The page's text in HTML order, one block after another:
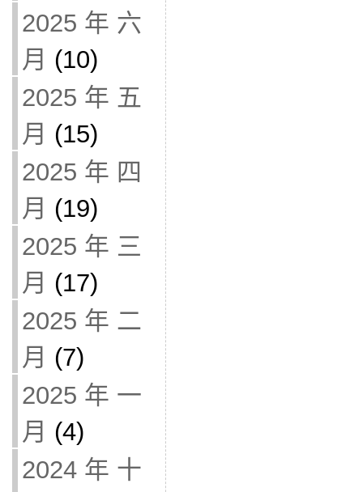
2025 年 六
月 (10)
2025 年 五
月 (15)
2025 年 四
月 (19)
2025 年 三
月 (17)
2025 年 二
月 (7)
2025 年 一
月 (4)
2024 年 十